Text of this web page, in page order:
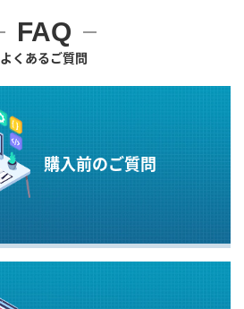
FAQ
よくあるご質問
購入前のご質問